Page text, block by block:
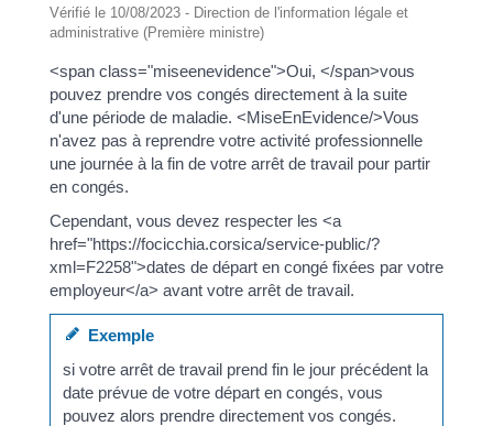
Vérifié le 10/08/2023 - Direction de l'information légale et
administrative (Première ministre)
<span class="miseenevidence">Oui, </span>vous
pouvez prendre vos congés directement à la suite
d'une période de maladie. <MiseEnEvidence/>Vous
n'avez pas à reprendre votre activité professionnelle
une journée à la fin de votre arrêt de travail pour partir
en congés.
Cependant, vous devez respecter les <a
href="https://focicchia.corsica/service-public/?
xml=F2258">dates de départ en congé fixées par votre
employeur</a> avant votre arrêt de travail.
Exemple
si votre arrêt de travail prend fin le jour précédent la
date prévue de votre départ en congés, vous
pouvez alors prendre directement vos congés.